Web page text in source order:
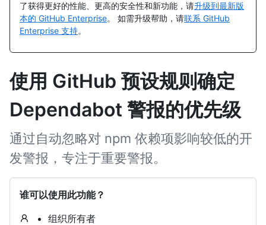
了获得更好的性能、更高的安全性和新功能，请升级到最新版
本的 GitHub Enterprise。 如需升级帮助，请联系 GitHub
Enterprise 支持。
使用 GitHub 预设规则确定
Dependabot 警报的优先级
通过自动忽略对 npm 依赖项影响较低的开
发警报，专注于重要警报。
谁可以使用此功能？
组织所有者